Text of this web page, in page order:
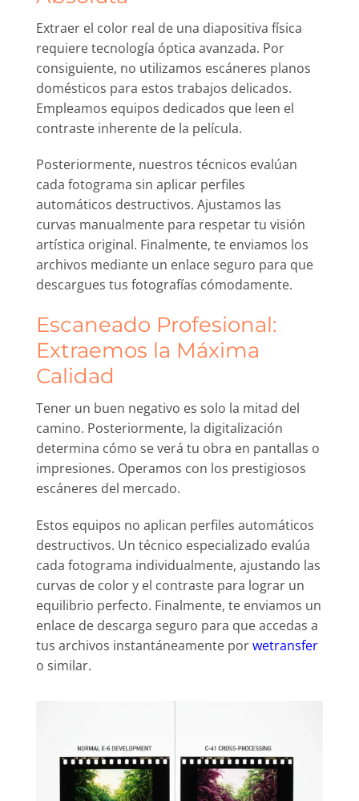
Extraer el color real de una diapositiva física
requiere tecnología óptica avanzada. Por
consiguiente, no utilizamos escáneres planos
domésticos para estos trabajos delicados.
Empleamos equipos dedicados que leen el
contraste inherente de la película.
Posteriormente, nuestros técnicos evalúan
cada fotograma sin aplicar perfiles
automáticos destructivos. Ajustamos las
curvas manualmente para respetar tu visión
artística original. Finalmente, te enviamos los
archivos mediante un enlace seguro para que
descargues tus fotografías cómodamente.
Escaneado Profesional:
Extraemos la Máxima
Calidad
Tener un buen negativo es solo la mitad del
camino. Posteriormente, la digitalización
determina cómo se verá tu obra en pantallas o
impresiones. Operamos con los prestigiosos
escáneres del mercado.
Estos equipos no aplican perfiles automáticos
destructivos. Un técnico especializado evalúa
cada fotograma individualmente, ajustando las
curvas de color y el contraste para lograr un
equilibrio perfecto. Finalmente, te enviamos un
enlace de descarga seguro para que accedas a
tus archivos instantáneamente porwetransfer
o similar.